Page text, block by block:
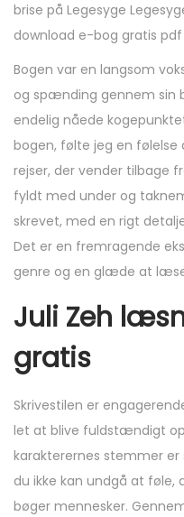
brise på Legesyge
download e-bog gratis
Bogen var en langsom
og spænding gennem sin
endelig nåede
bogen, følte jeg en
rejser, der vender tilbage
fyldt med under og
skrevet, med en rigt
Det er en fremragende
genre og en glæde at
Juli Zeh
gratis
Skrivestilen er
let at blive fuldstændigt
karakterernes stemmer
du ikke kan undgå at
bøger mennesker.